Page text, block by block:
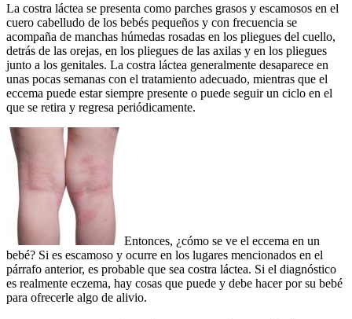
La costra láctea se presenta como parches grasos y escamosos en el
cuero cabelludo de los bebés pequeños y con frecuencia se
acompaña de manchas húmedas rosadas en los pliegues del cuello,
detrás de las orejas, en los pliegues de las axilas y en los pliegues
junto a los genitales. La costra láctea generalmente desaparece en
unas pocas semanas con el tratamiento adecuado, mientras que el
eccema puede estar siempre presente o puede seguir un ciclo en el
que se retira y regresa periódicamente.
Entonces, ¿cómo se ve el eccema en un
bebé? Si es escamoso y ocurre en los lugares mencionados en el
párrafo anterior, es probable que sea costra láctea. Si el diagnóstico
es realmente eczema, hay cosas que puede y debe hacer por su bebé
para ofrecerle algo de alivio.